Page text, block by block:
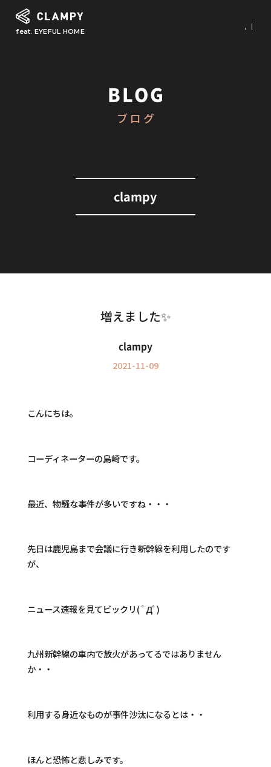
feat. EYEFUL HOME
Our Works
Information
BLOG
ブログ
clampy
増えました✨
clampy
2021-11-09
こんにちは。
コーディネーターの島崎です。
最近、物騒な事件が多いですね・・・
先日は鹿児島まで会議に行き新幹線を利用したのです
が、
ニュース速報を見てビックリ( ﾟДﾟ)
九州新幹線の車内で放火があってるではありません
か・・
利用する身近なものが事件沙汰になるとは・・
ほんと恐怖と悲しみです。